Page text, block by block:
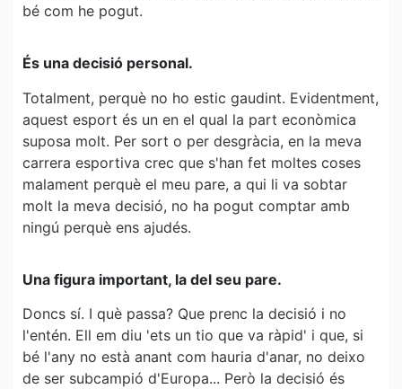
bé com he pogut.
És una decisió personal.
Totalment, perquè no ho estic gaudint. Evidentment,
aquest esport és un en el qual la part econòmica
suposa molt. Per sort o per desgràcia, en la meva
carrera esportiva crec que s'han fet moltes coses
malament perquè el meu pare, a qui li va sobtar
molt la meva decisió, no ha pogut comptar amb
ningú perquè ens ajudés.
Una figura important, la del seu pare.
Doncs sí. I què passa? Que prenc la decisió i no
l'entén. Ell em diu 'ets un tio que va ràpid' i que, si
bé l'any no està anant com hauria d'anar, no deixo
de ser subcampió d'Europa... Però la decisió és